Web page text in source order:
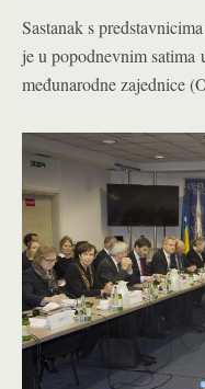
Sastanak s
je u popodnevnim satima
međunarodne zajednice